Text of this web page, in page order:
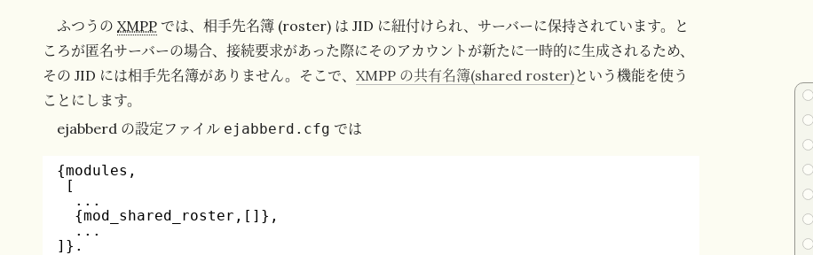
ふつうのXMPP では、相手先名簿 (roster) は JID に紐付けられ、サーバーに保持されています。と
ころが匿名サーバーの場合、接続要求があった際にそのアカウントが新たに一時的に生成されるため、
その JID には相手先名簿がありません。そこで、XMPP の共有名簿(shared roster)という機能を使う
ことにします。
ejabberd の設定ファイル ejabberd.cfg では
{modules,
[
...
{mod_shared_roster,[]},
...
]}.